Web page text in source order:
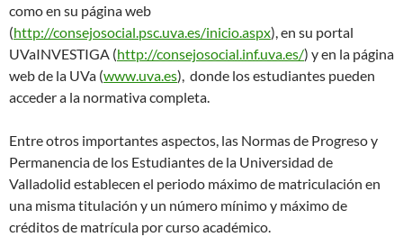
como en su página web
(http://consejosocial.psc.uva.es/inicio.aspx), en su portal
UVaINVESTIGA (http://consejosocial.inf.uva.es/) y en la página
web de la UVa (www.uva.es), donde los estudiantes pueden
acceder a la normativa completa.
Entre otros importantes aspectos, las Normas de Progreso y
Permanencia de los Estudiantes de la Universidad de
Valladolid establecen el periodo máximo de matriculación en
una misma titulación y un número mínimo y máximo de
créditos de matrícula por curso académico.